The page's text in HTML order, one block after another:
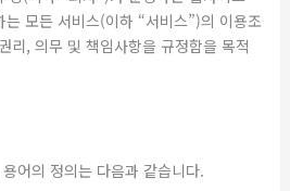
모든 서비스(이하 “서비스”)의 이용조
리, 의무 및 책임사항을 규정함을 목적
어의 정의는 다음과 같습니다.